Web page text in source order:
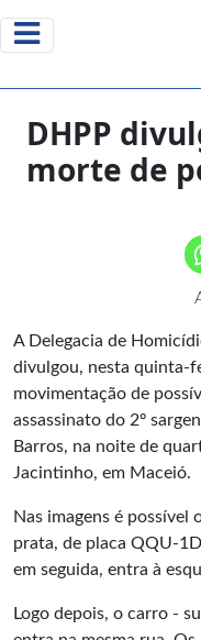
DHPP
morte de
A Delegacia de
divulgou, nesta quinta-
movimentação de
assassinato do 2º
Barros, na noite de
Jacintinho, em Maceió.
Nas imagens é possível
prata, de placa QQU-
em seguida, entra à
Logo depois, o carro -